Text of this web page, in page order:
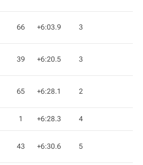
66 +6:03.9 3
39 +6:20.5 3
65 +6:28.1 2
1 +6:28.3 4
43 +6:30.6 5